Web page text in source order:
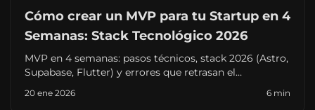
Cómo crear un MVP para tu Startup en 4
Semanas: Stack Tecnológico 2026
MVP en 4 semanas: pasos técnicos, stack 2026 (Astro,
Supabase, Flutter) y errores que retrasan el
ya, no en seis meses.
20 ene 2026 6 min